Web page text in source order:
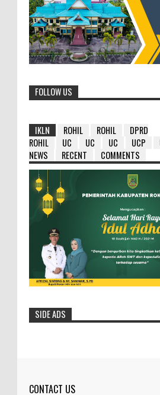
FOLLOW US
IKLN ROHIL ROHIL
DPRD
ROHIL
UC UC UC UCP
NEWS
RECENT COMMENTS
HM Wardan : Ambil
Dilihat: 154 Kali Bupa...
SIDE ADS
CONTACT US